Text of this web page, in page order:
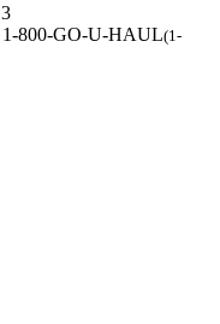
1-800-GO-U-HAUL(1-